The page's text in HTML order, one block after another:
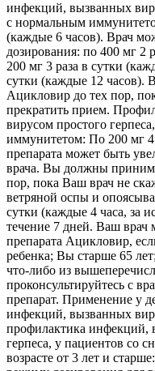
инфекций, вызванных
с нормальным
(каждые 6 часов). Врач
дозирования: по 400 мг 2
200 мг 3 раза в сутки
сутки (каждые 12 часов).
Ацикловир до тех пор,
прекратить прием.
вирусом простого
иммунитетом: По 200 мг 4
препарата может быть
врача. Вы должны
пор, пока Ваш врач не
ветряной оспы и
сутки (каждые 4 часа, за
течение 7 дней. Ваш врач
препарата Ацикловир,
ребенка; Вы старше 65
что-либо из
проконсультируйтесь с
препарат. Применение у
инфекций, вызванных
профилактика инфекций,
герпеса, у пациентов со
возрасте от 3 лет и